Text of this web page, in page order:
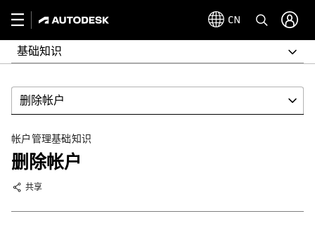
CN
基础知识
删除帐户
帐户管理基础知识
删除帐户
共享